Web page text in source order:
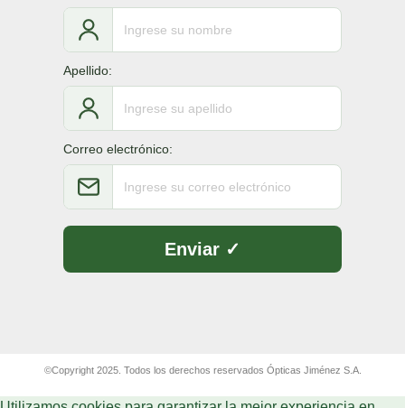
Apellido:
Correo electrónico:
©Copyright 2025. Todos los derechos reservados Ópticas Jiménez S.A.